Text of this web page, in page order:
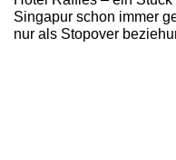
Singapur schon immer
nur als Stopover